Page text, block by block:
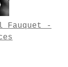
Fauquet -